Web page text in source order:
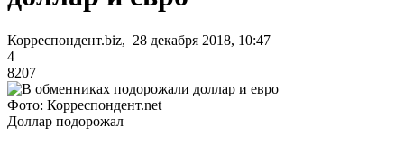
Корреспондент.biz, 28 декабря 2018, 10:47
4
8207
Фото: Корреспондент.net
Доллар подорожал